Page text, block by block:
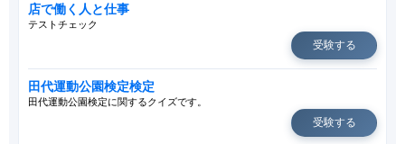
店で働く人と仕事
テストチェック
受験する
田代運動公園検定検定
田代運動公園検定に関するクイズです。
受験する